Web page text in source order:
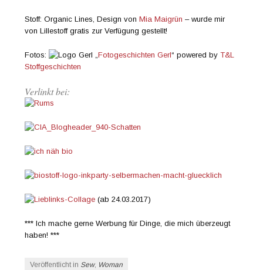
Stoff: Organic Lines, Design vonMia Maigrün – wurde mir
von Lillestoff gratis zur Verfügung gestellt!
Fotos: „Fotogeschichten Gerl“ powered byT&L
Stoffgeschichten
Verlinkt bei:
(ab 24.03.2017)
*** Ich mache gerne Werbung für Dinge, die mich überzeugt
haben! ***
Veröffentlicht in Sew, Woman